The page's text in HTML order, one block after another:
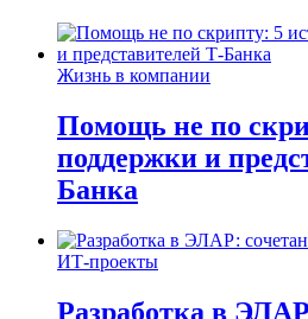
Жизнь в компании
Помощь не по
поддержки и
Банка
ИТ-проекты
Разработка в